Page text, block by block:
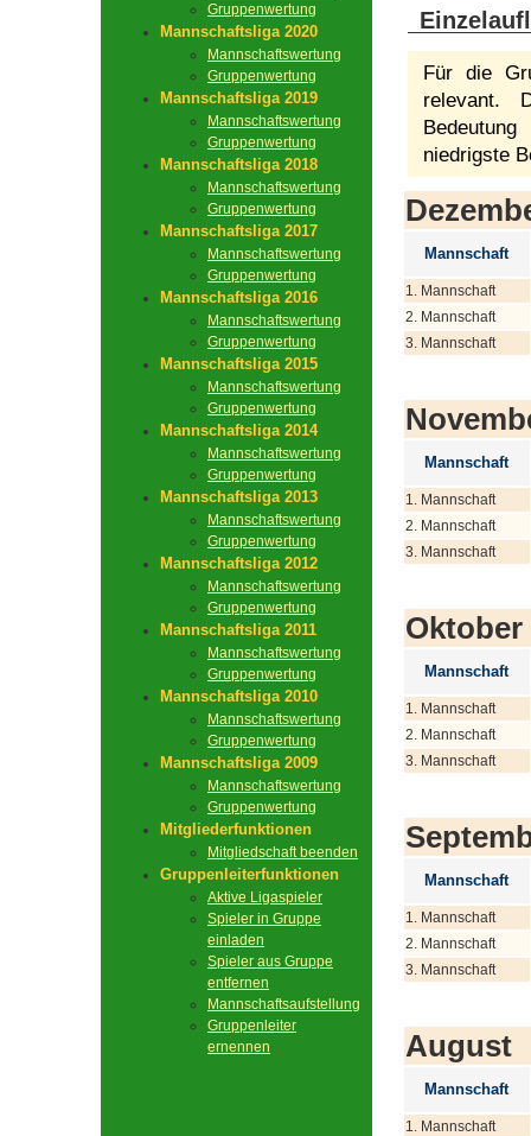
Gruppenwertung
Mannschaftsliga 2020
Mannschaftswertung
Gruppenwertung
Mannschaftsliga 2019
Mannschaftswertung
Gruppenwertung
Mannschaftsliga 2018
Mannschaftswertung
Gruppenwertung
Mannschaftsliga 2017
Mannschaftswertung
Gruppenwertung
Mannschaftsliga 2016
Mannschaftswertung
Gruppenwertung
Mannschaftsliga 2015
Mannschaftswertung
Gruppenwertung
Mannschaftsliga 2014
Mannschaftswertung
Gruppenwertung
Mannschaftsliga 2013
Mannschaftswertung
Gruppenwertung
Mannschaftsliga 2012
Mannschaftswertung
Gruppenwertung
Mannschaftsliga 2011
Mannschaftswertung
Gruppenwertung
Mannschaftsliga 2010
Mannschaftswertung
Gruppenwertung
Mannschaftsliga 2009
Mannschaftswertung
Gruppenwertung
Mitgliederfunktionen
Mitgliedschaft beenden
Gruppenleiterfunktionen
Aktive Ligaspieler
Spieler in Gruppe
einladen
Spieler aus Gruppe
entfernen
Mannschaftsaufstellung
Gruppenleiter
ernennen
Für die
relevant.
niedrigste
Mannschaft
1. Mannschaft
2. Mannschaft
3. Mannschaft
Mannschaft
1. Mannschaft
2. Mannschaft
3. Mannschaft
Oktober
Mannschaft
1. Mannschaft
2. Mannschaft
3. Mannschaft
Mannschaft
1. Mannschaft
2. Mannschaft
3. Mannschaft
August
Mannschaft
1. Mannschaft